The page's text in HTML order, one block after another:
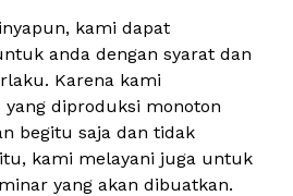
kami dapat
anda dengan syarat dan
Karena kami
yang diproduksi monoton
begitu saja dan tidak
kami melayani juga untuk
yang akan dibuatkan.